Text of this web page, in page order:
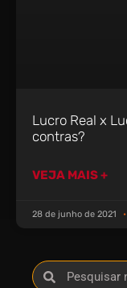
Lucro Real x
contras?
VEJA MAIS +
28 de junho de 2021